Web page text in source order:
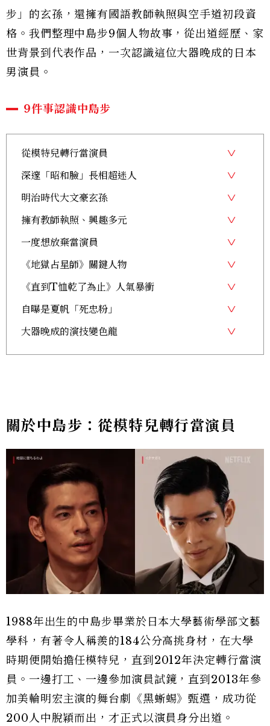
步」的玄孫，還擁有國語教師執照與空手道初段資
格。我們整理中島步9個人物故事，從出道經歷、家
世背景到代表作品，一次認識這位大器晚成的日本
男演員。
9件事認識中島步
從模特兒轉行當演員
深邃「昭和臉」長相超迷人
明治時代大文豪玄孫
擁有教師執照、興趣多元
一度想放棄當演員
《地獄占星師》關鍵人物
《直到T恤乾了為止》人氣暴衝
自曝是夏帆「死忠粉」
大器晚成的演技變色龍
關於中島步：從模特兒轉行當演員
1988年出生的中島步畢業於日本大學藝術學部文藝
學科，有著令人稱羨的184公分高挑身材，在大學
時期便開始擔任模特兒，直到2012年決定轉行當演
員。一邊打工、一邊參加演員試鏡，直到2013年參
加美輪明宏主演的舞台劇《黑蜥蜴》甄選，成功從
200人中脫穎而出，才正式以演員身分出道。